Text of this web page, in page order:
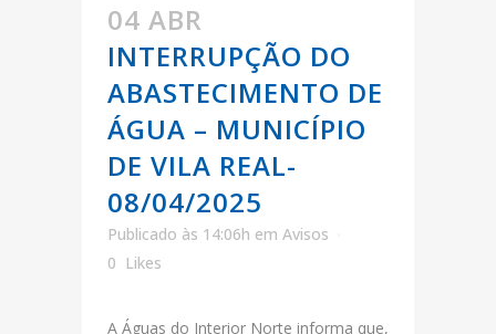
04 ABR
INTERRUPÇÃO DO
ABASTECIMENTO DE
ÁGUA – MUNICÍPIO
DE VILA REAL-
08/04/2025
Publicado às 14:06h em Avisos
0 Likes
A Águas do Interior Norte informa que,